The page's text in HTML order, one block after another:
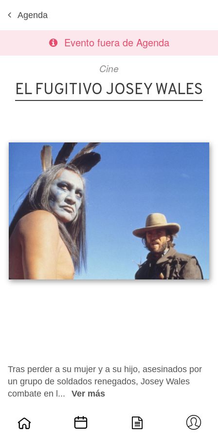
Agenda
Evento fuera de Agenda
Cine
EL FUGITIVO JOSEY WALES
Tras perder a su mujer y a su hijo, asesinados por
un grupo de soldados renegados, Josey Wales
combate en l...
Ver más